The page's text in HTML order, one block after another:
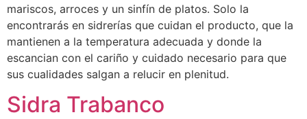
mariscos, arroces y un sinfín de platos. Solo la
encontrarás en sidrerías que cuidan el producto, que la
mantienen a la temperatura adecuada y donde la
escancian con el cariño y cuidado necesario para que
sus cualidades salgan a relucir en plenitud.
Sidra Trabanco